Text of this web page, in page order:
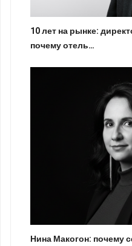
10 лет на рынке:
почему отель…
Нина Макогон: почему